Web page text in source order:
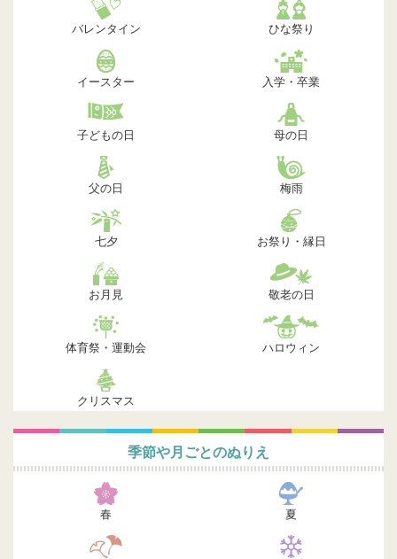
バレンタイン ひな祭り
イースター 入学・卒業
子どもの日 母の日
父の日 梅雨
七夕 お祭り・縁日
お月見 敬老の日
体育祭・運動会 ハロウィン
クリスマス
季節や月ごとのぬりえ
春 夏